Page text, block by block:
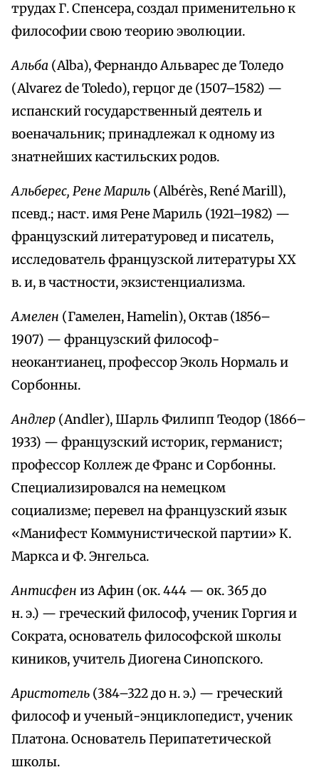
трудах Г. Спенсера, создал применительно к
философии свою теорию эволюции.
Альба (Alba), Фернандо Альварес де Толедо
(Alvarez de Toledo), герцог де (1507–1582) —
испанский государственный деятель и
военачальник; принадлежал к одному из
знатнейших кастильских родов.
Альберес, Рене Мариль (Albérès, René Marill),
псевд.; наст. имя Рене Мариль (1921–1982) —
французский литературовед и писатель,
исследователь французской литературы ХХ
в. и, в частности, экзистенциализма.
Амелен (Гамелен, Hamelin), Октав (1856–
1907) — французский философ-
неокантианец, профессор Эколь Нормаль и
Сорбонны.
Андлер (Andler), Шарль Филипп Теодор (1866–
1933) — французский историк, германист;
профессор Коллеж де Франс и Сорбонны.
Специализировался на немецком
социализме; перевел на французский язык
«Манифест Коммунистической партии» К.
Маркса и Ф. Энгельса.
Антисфен из Афин (ок. 444 — ок. 365 до
н. э.) — греческий философ, ученик Горгия и
Сократа, основатель философской школы
киников, учитель Диогена Синопского.
Аристотель (384–322 до н. э.) — греческий
философ и ученый-энциклопедист, ученик
Платона. Основатель Перипатетической
школы.